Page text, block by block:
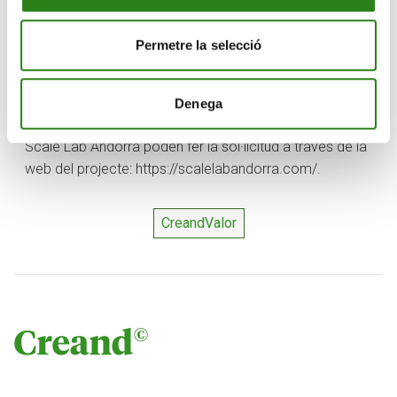
Permetre la selecció
Denega
des d’una perspectiva de país, prioritzant solucions
alineades amb les necessitats del territori i considerant
projectes en sectors estratègics per a Andorra.
Lesstart-upsinteressades a participar en el programa
Scale Lab Andorra poden fer la sol·licitud a través de la
web del projecte: https://scalelabandorra.com/.
CreandValor